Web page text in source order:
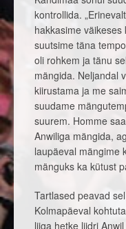
kontrollida.
hakkasime
suutsime täna
oli rohkem ja tänu
mängida. Neljandal
kiirustama ja me
suudame
suurem. Homme
Anwiliga mängida,
laupäeval mängime
mänguks ka kütust
Tartlased peavad
Kolmapäeval
liiga hetke liidri